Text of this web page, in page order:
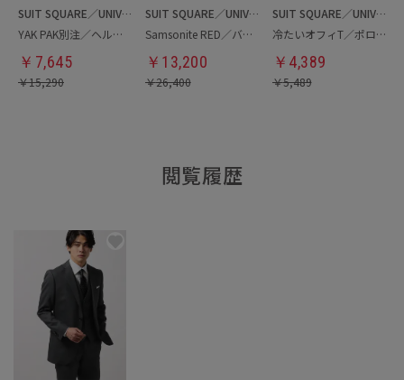
SUIT SQUARE／UNIVERSAL LANGUAGE
YAK PAK別注／ヘルメットバッグ
￥ 7,645
￥15,290
SUIT SQUARE／UNIVERSAL LANGUAGE
Samsonite RED／バックパック
￥ 13,200
￥26,400
SUIT SQUARE／UNIVERSAL LANGUAGE
冷たいオフィT／ポロシャツ
￥ 4,389
￥5,489
閲覧履歴